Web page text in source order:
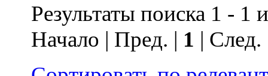
Результаты поиска 1 - 1
Начало | Пред. | 1 |